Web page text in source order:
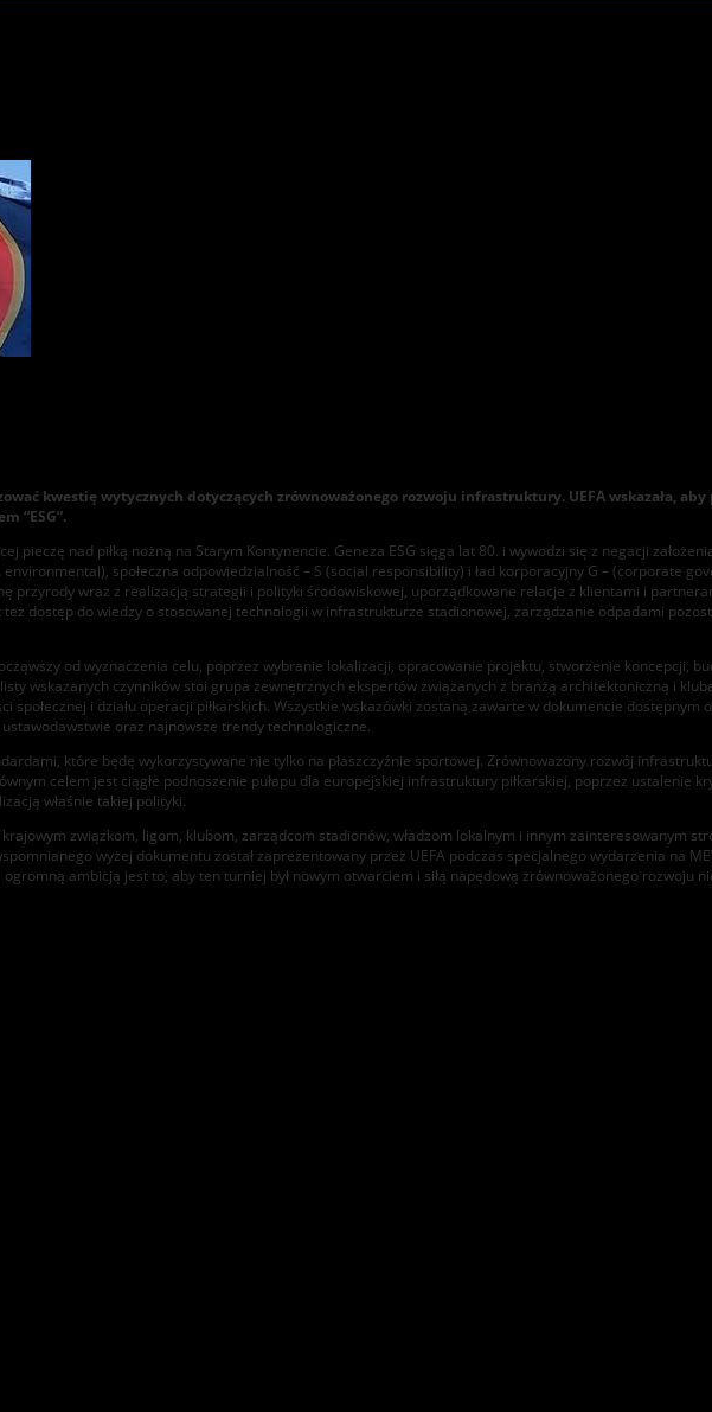
kwestię wytycznych dotyczących zrównoważonego rozwoju infrastruktury. UEFA wskazała,
“ESG”.
pieczę nad piłką nożną na Starym Kontynencie. Geneza ESG sięga lat 80. i wywodzi się z negacji
społeczna odpowiedzialność – S (social responsibility) i ład korporacyjny G – (corporate
przyrody wraz z realizacją strategii i polityki środowiskowej, uporządkowane relacje z klientami i
dostęp do wiedzy o stosowanej technologii w infrastrukturze stadionowej, zarządzanie odpadami
od wyznaczenia celu, poprzez wybranie lokalizacji, opracowanie projektu, stworzenie koncepcji,
wskazanych czynników stoi grupa zewnętrznych ekspertów związanych z branżą architektoniczną i
społecznej i działu operacji piłkarskich. Wszystkie wskazówki zostaną zawarte w dokumencie
oraz najnowsze trendy technologiczne.
które będę wykorzystywane nie tylko na płaszczyźnie sportowej. Zrównoważony rozwój
celem jest ciągłe podnoszenie pułapu dla europejskiej infrastruktury piłkarskiej, poprzez
właśnie takiej polityki.
związkom, ligom, klubom, zarządcom stadionów, władzom lokalnym i innym zainteresowanym
wyżej dokumentu został zaprezentowany przez UEFA podczas specjalnego wydarzenia na
ambicją jest to, aby ten turniej był nowym otwarciem i siłą napędową zrównoważonego rozwoju